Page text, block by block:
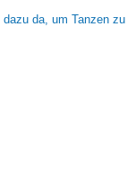
da, um Tanzen zu